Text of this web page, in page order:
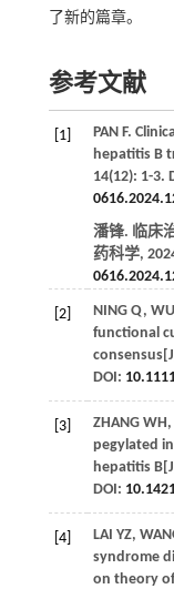
了新的篇章。
参考文献
[1] PAN F.
hepatitis B
14(12): 1-3.
潘锋. 临床
药科学,
[2] NING Q, WU
functional
DOI:
[3] ZHANG WH,
pegylated
hepatitis
DOI:
[4] LAI YZ,
syndrome
on theory